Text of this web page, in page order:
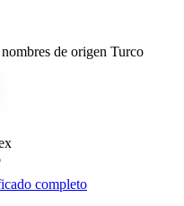
de origen Turco
completo